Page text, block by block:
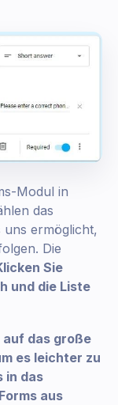
Modul in
das
uns ermöglicht,
Die
Sie
und die Liste
auf das große
es leichter zu
in das
aus